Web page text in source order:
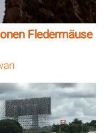
Fledermäuse